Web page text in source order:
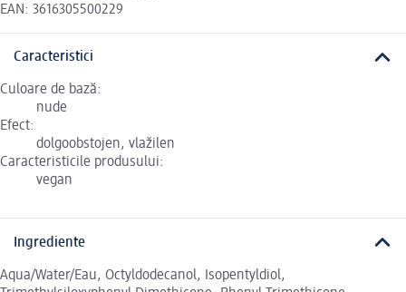
EAN: 3616305500229
Caracteristici
Culoare de bază:
nude
Efect:
dolgoobstojen, vlažilen
Caracteristicile produsului:
vegan
Ingrediente
Aqua/Water/Eau, Octyldodecanol, Isopentyldiol,